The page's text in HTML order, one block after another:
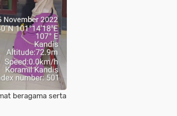
beragama serta